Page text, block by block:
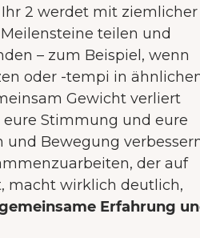
2 werdet mit ziemlicher
teilen und
– zum Beispiel, wenn
oder -tempi in
Gewicht verliert
Stimmung und eure
und Bewegung
der auf
macht wirklich deutlich,
Erfahrung